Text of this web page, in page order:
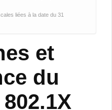
liées à la date du 31
et
du